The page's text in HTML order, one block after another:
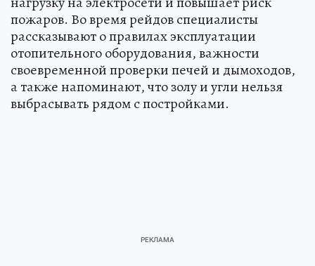
пожаров. Во время рейдов специалисты
рассказывают о правилах эксплуатации
отопительного оборудования, важности
своевременной проверки печей и дымоходов,
а также напоминают, что золу и угли нельзя
выбрасывать рядом с постройками.